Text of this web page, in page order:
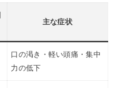
主な症状
口の渇き・軽い頭痛・集中
力の低下